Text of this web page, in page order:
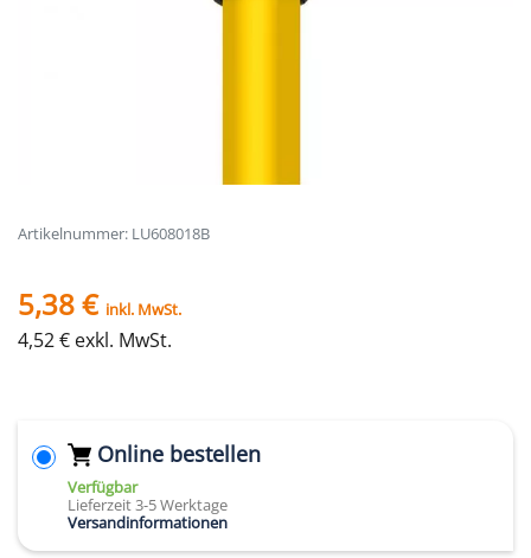
Artikelnummer: LU608018B
5,38 € inkl. MwSt.
4,52 € exkl. MwSt.
Online bestellen
Verfügbar
Lieferzeit 3-5 Werktage
Versandinformationen